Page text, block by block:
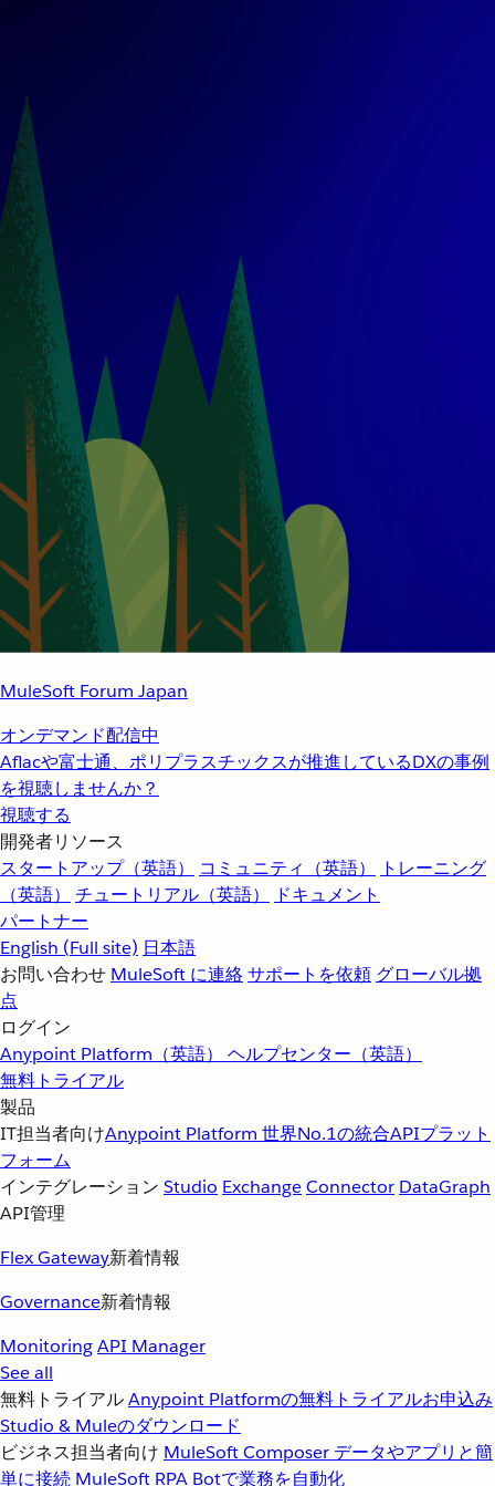
MuleSoft Forum Japan
オンデマンド配信中
Aflacや富士通、ポリプラスチックスが推進しているDXの事例
を視聴しませんか？
視聴する
開発者リソース
スタートアップ（英語）
コミュニティ（英語）
トレーニング
（英語）
チュートリアル（英語）
ドキュメント
パートナー
English (Full site) 日本語
お問い合わせ MuleSoft に連絡サポートを依頼 グローバル拠
点
ログイン
Anypoint Platform（英語） ヘルプセンター（英語）
無料トライアル
製品
IT担当者向けAnypoint Platform 世界No.1の統合APIプラット
フォーム
インテグレーション Studio ExchangeConnector DataGraph
API管理
Flex Gateway新着情報
Governance新着情報
MonitoringAPI Manager
See all
無料トライアルAnypoint Platformの無料トライアルお申込み
Studio & Muleのダウンロード
ビジネス担当者向け MuleSoft Composer データやアプリと簡
単に接続 MuleSoft RPA Botで業務を自動化